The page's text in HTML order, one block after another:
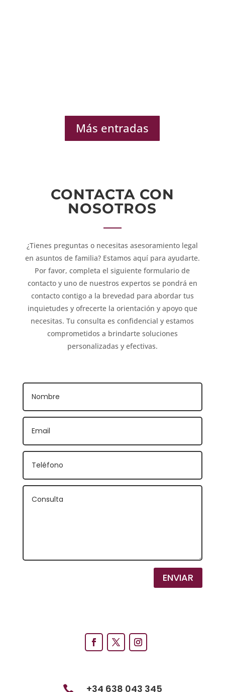
Más entradas
CONTACTA CON
NOSOTROS
¿Tienes preguntas o necesitas asesoramiento legal
en asuntos de familia? Estamos aquí para ayudarte.
Por favor, completa el siguiente formulario de
contacto y uno de nuestros expertos se pondrá en
contacto contigo a la brevedad para abordar tus
inquietudes y ofrecerte la orientación y apoyo que
necesitas. Tu consulta es confidencial y estamos
comprometidos a brindarte soluciones
personalizadas y efectivas.
ENVIAR
 +34 638 043 345